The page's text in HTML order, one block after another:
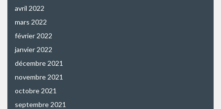
avril 2022
mars 2022
février 2022
janvier 2022
décembre 2021
novembre 2021
octobre 2021
septembre 2021